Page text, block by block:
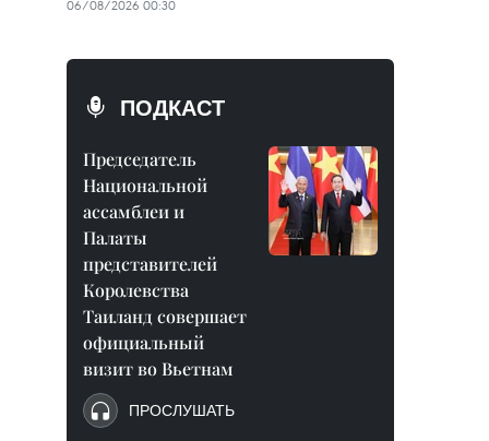
06/08/2026 00:30
ПОДКАСТ
Председатель
Национальной
ассамблеи и
Палаты
представителей
Королевства
Таиланд совершает
официальный
визит во Вьетнам
ПРОСЛУШАТЬ